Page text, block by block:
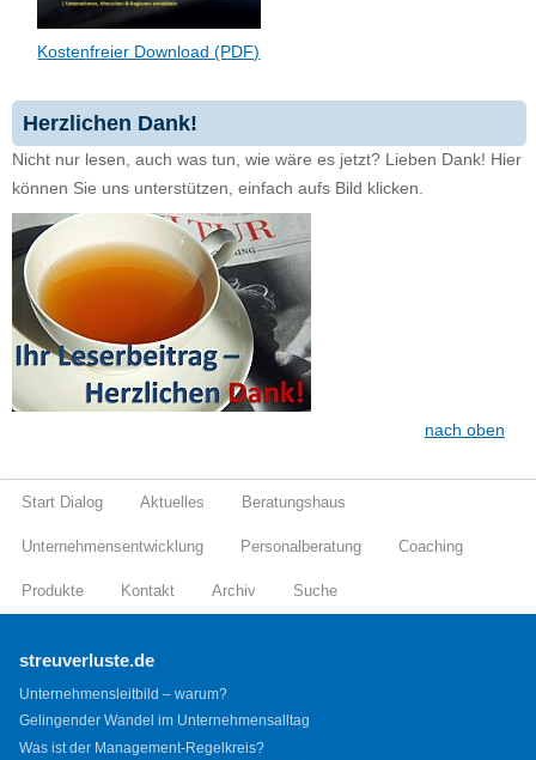
Kostenfreier Download (PDF)
Herzlichen Dank!
Nicht nur lesen, auch was tun, wie wäre es jetzt? Lieben Dank! Hier
können Sie uns unterstützen, einfach aufs Bild klicken.
nach oben
Start Dialog Aktuelles Beratungshaus
Unternehmensentwicklung Personalberatung Coaching
Produkte Kontakt Archiv Suche
streuverluste.de
Unternehmensleitbild – warum?
Gelingender Wandel im Unternehmensalltag
Was ist der Management-Regelkreis?